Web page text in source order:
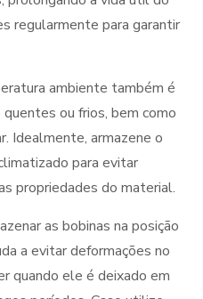
regularmente para garantir
ambiente também é
ou frios, bem como
Idealmente, armazene o
para evitar
propriedades do material.
as bobinas na posição
a evitar deformações no
quando ele é deixado em